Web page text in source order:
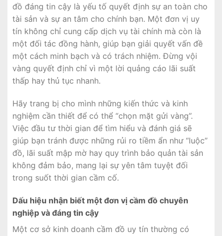
đồ đáng tin cậy là yếu tố quyết định sự an toàn cho
tài sản và sự an tâm cho chính bạn. Một đơn vị uy
tín không chỉ cung cấp dịch vụ tài chính mà còn là
một đối tác đồng hành, giúp bạn giải quyết vấn đề
một cách minh bạch và có trách nhiệm. Đừng vội
vàng quyết định chỉ vì một lời quảng cáo lãi suất
thấp hay thủ tục nhanh.
Hãy trang bị cho mình những kiến thức và kinh
nghiệm cần thiết để có thể “chọn mặt gửi vàng”.
Việc đầu tư thời gian để tìm hiểu và đánh giá sẽ
giúp bạn tránh được những rủi ro tiềm ẩn như “luộc”
đồ, lãi suất mập mờ hay quy trình bảo quản tài sản
không đảm bảo, mang lại sự yên tâm tuyệt đối
trong suốt thời gian cầm cố.
Dấu hiệu nhận biết một đơn vị cầm đồ chuyên
nghiệp và đáng tin cậy
Một cơ sở kinh doanh cầm đồ uy tín thường có